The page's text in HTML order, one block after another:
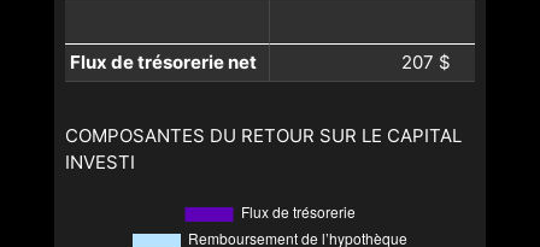
Flux de trésorerie net 207 $
COMPOSANTES DU RETOUR SUR LE CAPITAL
INVESTI